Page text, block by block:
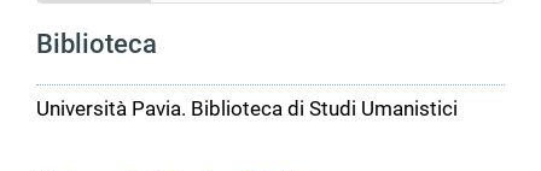
Biblioteca
Università Pavia. Biblioteca di Studi Umanistici